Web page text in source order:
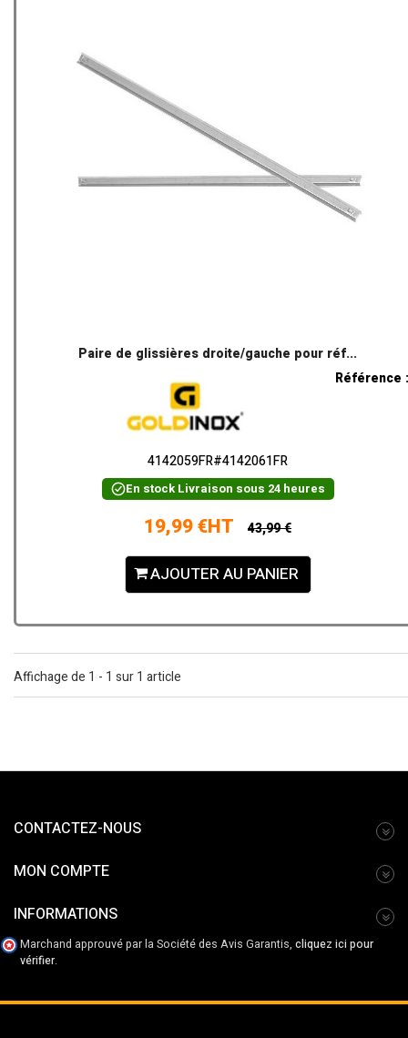
Paire de glissières droite/gauche pour réf...
Référence :
4142059FR#4142061FR
En stockLivraison sous 24 heures
19,99 €HT 43,99 €
AJOUTER AU PANIER
Affichage de 1 - 1 sur 1 article
CONTACTEZ-NOUS
MON COMPTE
INFORMATIONS
Marchand approuvé par la Société des Avis Garantis, cliquez ici pour
vérifier.